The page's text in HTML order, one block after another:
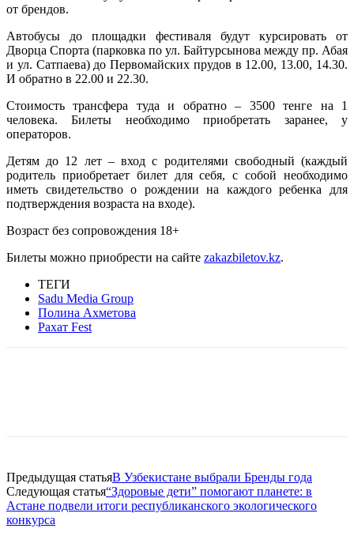
от брендов.
Автобусы до площадки фестиваля будут курсировать от
Дворца Спорта (парковка по ул. Байтурсынова между пр. Абая
и ул. Сатпаева) до Первомайских прудов в 12.00, 13.00, 14.30.
И обратно в 22.00 и 22.30.
Стоимость трансфера туда и обратно – 3500 тенге на 1
человека. Билеты необходимо приобретать заранее, у
операторов.
Детям до 12 лет – вход с родителями свободный (каждый
родитель приобретает билет для себя, с собой необходимо
иметь свидетельство о рождении на каждого ребенка для
подтверждения возраста на входе).
Возраст без сопровождения 18+
Билеты можно приобрести на сайте zakazbiletov.kz.
ТЕГИ
Sadu Media Group
Полина Ахметова
Рахат Fest
Предыдущая статьяВ Узбекистане выбрали Бренды года
Следующая статья“Здоровые дети” помогают планете: в
Астане подвели итоги республиканского экологического
конкурса